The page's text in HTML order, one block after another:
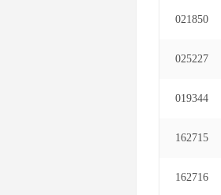
021850
025227
019344
162715
162716